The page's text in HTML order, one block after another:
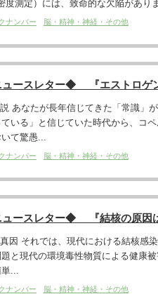
度測定）には、致命的な欠陥があり
ナンバー 脳・精神・神経・その他
ースレター◆ 『エストロゲ
あなたが長年信じてきた「常識」
いる」と信じていた時代から、コ
て驚愚...
ナンバー 脳・精神・神経・その他
ースレター◆ 『結核の原因は
因 それでは、現代における結核感
と現代の環境毒性物質による健康
...
ナンバー 脳・精神・神経・その他